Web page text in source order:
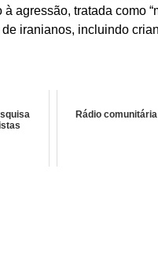
agressão, tratada como
iranianos, incluindo
Rádio